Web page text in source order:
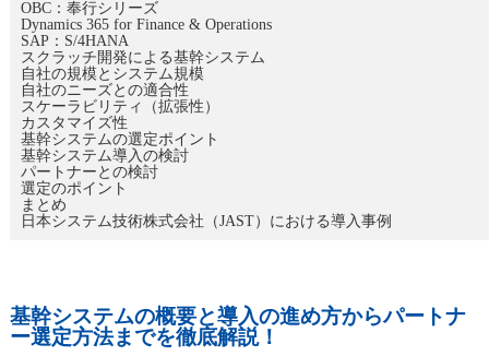
OBC：奉行シリーズ
Dynamics 365 for Finance & Operations
SAP：S/4HANA
スクラッチ開発による基幹システム
自社の規模とシステム規模
自社のニーズとの適合性
スケーラビリティ（拡張性）
カスタマイズ性
基幹システムの選定ポイント
基幹システム導入の検討
パートナーとの検討
選定のポイント
まとめ
日本システム技術株式会社（JAST）における導入事例
基幹システムの概要と導入の進め方からパートナ
ー選定方法までを徹底解説！